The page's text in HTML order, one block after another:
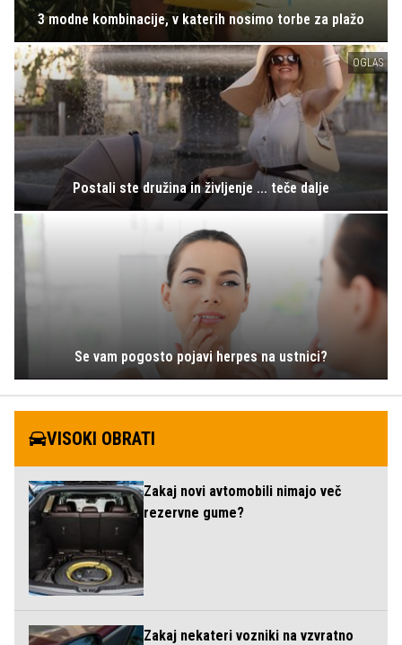
3 modne kombinacije, v katerih nosimo torbe za plažo
OGLAS
Postali ste družina in življenje ... teče dalje
Se vam pogosto pojavi herpes na ustnici?
VISOKI OBRATI
Zakaj novi avtomobili nimajo več
rezervne gume?
Zakaj nekateri vozniki na vzvratno